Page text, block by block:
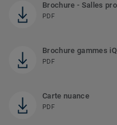
Brochure - Salles
PDF
Brochure gammes iQ
PDF
Carte nuance
PDF